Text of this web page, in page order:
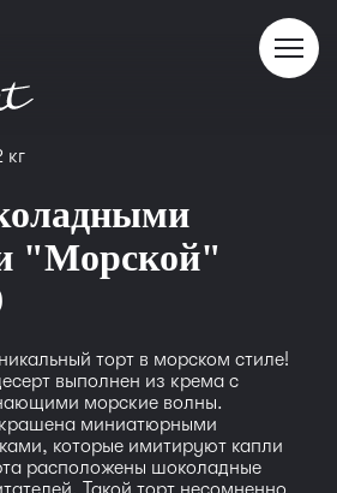
кг
"Морской"
торт в морском стиле!
выполнен из крема с
морские волны.
миниатюрными
которые имитируют капли
расположены шоколадные